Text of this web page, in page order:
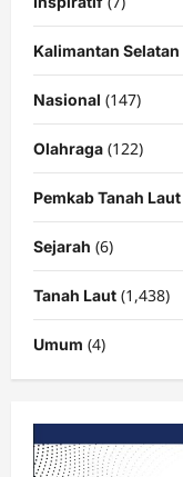
Kalimantan Selatan
Nasional (147)
Olahraga (122)
Pemkab Tanah Laut
Sejarah (6)
Tanah Laut (1,438)
Umum (4)